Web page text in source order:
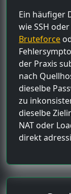
Ein häufiger
wie SSH
Bruteforce
der Praxis
nach
dieselbe
zu
dieselbe
NAT oder
direkt